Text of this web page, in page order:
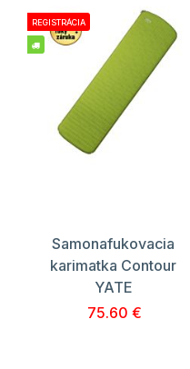
REGISTRÁCIA
Samonafukovacia
karimatka Contour
YATE
75.60 €